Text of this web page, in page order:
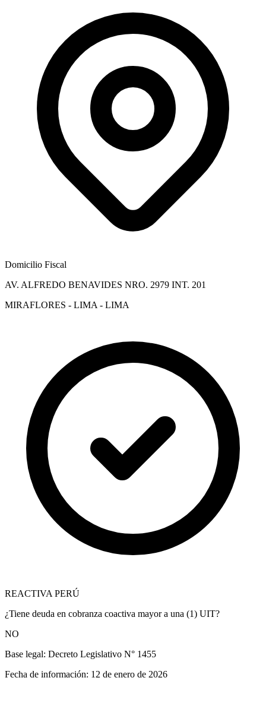
Domicilio Fiscal
AV. ALFREDO BENAVIDES NRO. 2979 INT. 201
MIRAFLORES - LIMA - LIMA
REACTIVA PERÚ
¿Tiene deuda en cobranza coactiva mayor a una (1) UIT?
NO
Base legal: Decreto Legislativo N° 1455
Fecha de información: 12 de enero de 2026